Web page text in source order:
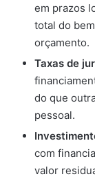
em prazos
total do
orçamento.
Taxas de
do que
pessoal.
com
valor